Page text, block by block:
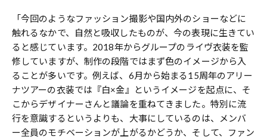
「今回のようなファッション撮影や国内外のショーなどに
触れるなかで、自然と吸収したものが、今の表現に生きてい
ると感じています。2018年からグループのライヴ衣装を監
修していますが、制作の段階ではまず色のイメージから入
ることが多いです。例えば、6月から始まる15周年のアリー
ナツアーの衣装では『白×金』というイメージを起点に、そ
こからデザイナーさんと議論を重ねてきました。特別に流
行を意識するというよりも、大事にしているのは、メンバ
ー全員のモチベーションが上がるかどうか、そして、ファン